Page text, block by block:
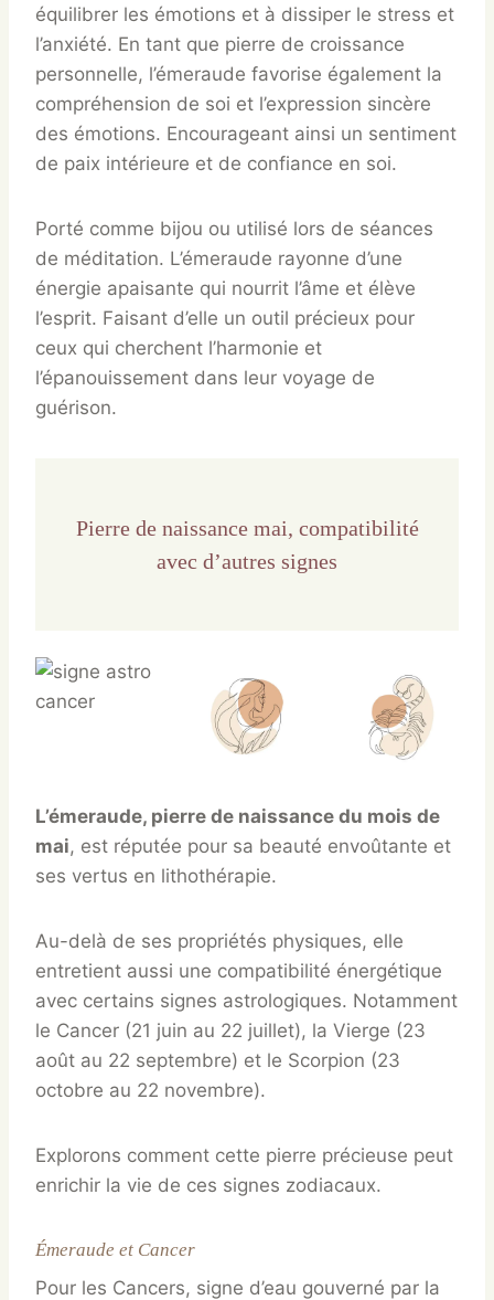
équilibrer les émotions et à dissiper le stress et
l’anxiété. En tant que pierre de croissance
personnelle, l’émeraude favorise également la
compréhension de soi et l’expression sincère
des émotions. Encourageant ainsi un sentiment
de paix intérieure et de confiance en soi.
Porté comme bijou ou utilisé lors de séances
de méditation. L’émeraude rayonne d’une
énergie apaisante qui nourrit l’âme et élève
l’esprit. Faisant d’elle un outil précieux pour
ceux qui cherchent l’harmonie et
l’épanouissement dans leur voyage de
guérison.
Pierre de naissance mai, compatibilité
avec d’autres signes
L’émeraude, pierre de naissance du mois de
mai, est réputée pour sa beauté envoûtante et
ses vertus en lithothérapie.
Au-delà de ses propriétés physiques, elle
entretient aussi une compatibilité énergétique
avec certains signes astrologiques. Notamment
le Cancer (21 juin au 22 juillet), la Vierge (23
août au 22 septembre) et le Scorpion (23
octobre au 22 novembre).
Explorons comment cette pierre précieuse peut
enrichir la vie de ces signes zodiacaux.
Émeraude et Cancer
Pour les Cancers, signe d’eau gouverné par la